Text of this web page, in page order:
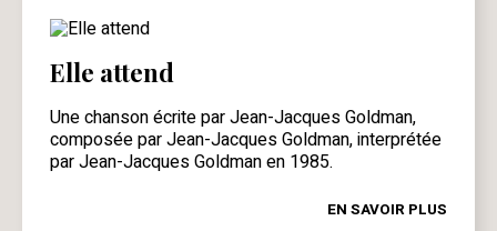
Elle attend
Une chanson écrite par Jean-Jacques Goldman,
composée par Jean-Jacques Goldman, interprétée
par Jean-Jacques Goldman en 1985.
EN SAVOIR PLUS